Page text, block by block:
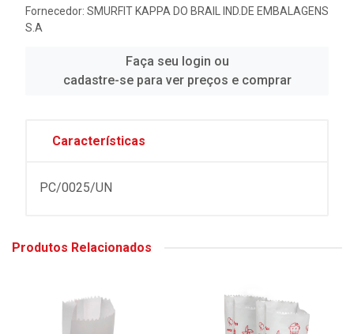
Fornecedor: SMURFIT KAPPA DO BRAIL IND.DE EMBALAGENS
S.A
Faça seu login ou
cadastre-se para ver preços e comprar
Características
PC/0025/UN
Produtos Relacionados